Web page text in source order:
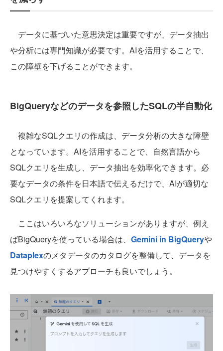
データに基づいた意思決定は重要ですが、データ抽出
や分析には専門知識が必要です。AIを活用することで、
この障壁を下げることができます。
BigQueryなどのデータを参照したSQLの半自動化
複雑なSQLクエリの作成は、データ分析の大きな障壁
となっています。AIを活用することで、自然言語から
SQLクエリを生成し、データ抽出を効率化できます。必
要なデータの条件を日本語で伝えるだけで、AIが適切な
SQLクエリを提案してくれます。
ここはいろいろなソリューションがありますが、例え
ばBigQueryを使っている場合は、 Gemini in BigQueryや
Dataplexのメタデータのカタログを整備して、データを
見つけやすくするアプローチも良いでしょう。